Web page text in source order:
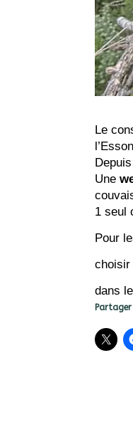
Le
Une
1 seul
Pour
choisir
dans
Partager